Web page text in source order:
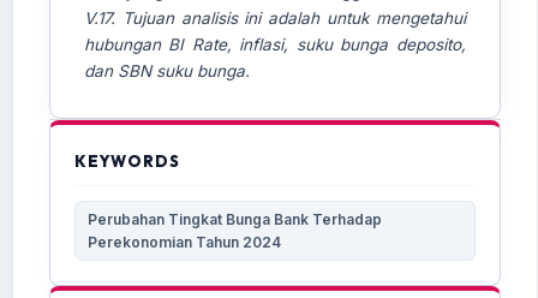
V.17. Tujuan analisis ini adalah untuk mengetahui
hubungan BI Rate, inflasi, suku bunga deposito,
dan SBN suku bunga.
KEYWORDS
Perubahan Tingkat Bunga Bank Terhadap
Perekonomian Tahun 2024